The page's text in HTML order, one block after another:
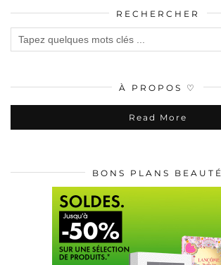
RECHERCHER
À PROPOS ♡
Read More
BONS PLANS BEAUTÉ